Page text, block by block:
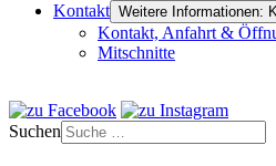
Kontakt Weitere Informationen:
Kontakt, Anfahrt &
Mitschnitte
Suchen